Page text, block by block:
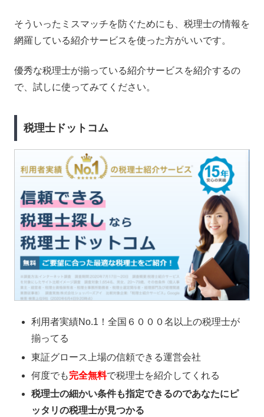
そういったミスマッチを防ぐためにも、税理士の情報を
網羅している紹介サービスを使った方がいいです。
優秀な税理士が揃っている紹介サービスを紹介するの
で、試しに使ってみてください。
税理士ドットコム
利用者実績No.1！全国６０００名以上の税理士が
揃ってる
東証グロース上場の信頼できる運営会社
何度でも完全無料で税理士を紹介してくれる
税理士の細かい条件も指定できるのであなたにピ
ッタリの税理士が見つかる